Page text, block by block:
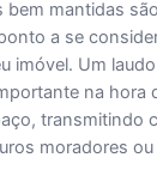
bem mantidas
a se
imóvel. Um
na hora
transmitindo
moradores